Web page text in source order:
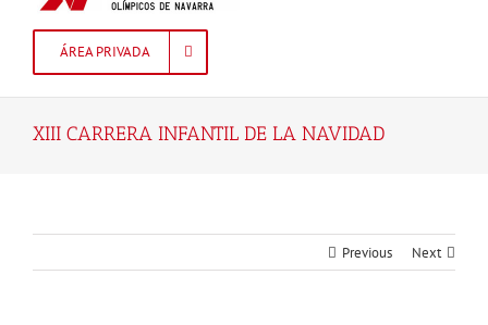
ÁREA PRIVADA
XIII CARRERA INFANTIL DE LA NAVIDAD
Previous Next